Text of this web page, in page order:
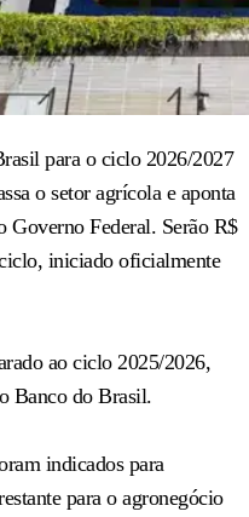
para o ciclo 2026/2027
o setor agrícola e aponta
Governo Federal. Serão R$
iniciado oficialmente
ao ciclo 2025/2026,
Banco do Brasil.
indicados para
para o agronegócio